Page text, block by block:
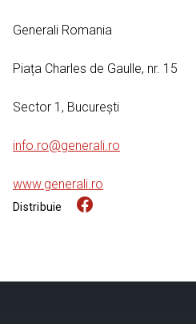
Generali Romania
Piața Charles de Gaulle, nr. 15
Sector 1, București
info.ro@generali.ro
www.generali.ro
Distribuie